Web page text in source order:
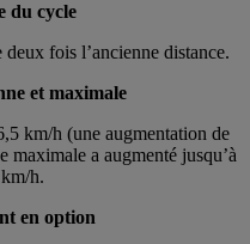
du cycle
fois l’ancienne distance.
et maximale
km/h (une augmentation de
maximale a augmenté jusqu’à
h.
en option